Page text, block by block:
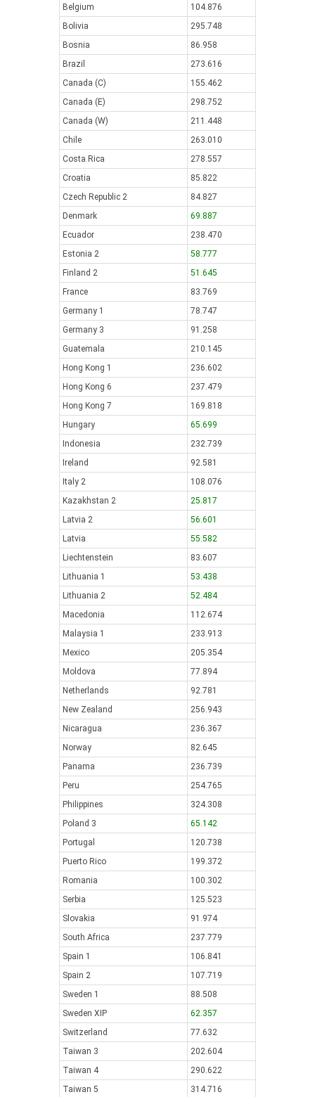
Belgium
104.876
Bolivia
295.748
Bosnia
86.958
Brazil
273.616
Canada (C)
155.462
Canada (E)
298.752
Canada (W)
211.448
Chile
263.010
Costa Rica
278.557
Croatia
85.822
Czech Republic 2
84.827
Denmark
69.887
Ecuador
238.470
Estonia 2
58.777
Finland 2
51.645
France
83.769
Germany 1
78.747
Germany 3
91.258
Guatemala
210.145
Hong Kong 1
236.602
Hong Kong 6
237.479
Hong Kong 7
169.818
Hungary
65.699
Indonesia
232.739
Ireland
92.581
Italy 2
108.076
Kazakhstan 2
25.817
Latvia 2
56.601
Latvia
55.582
Liechtenstein
83.607
Lithuania 1
53.438
Lithuania 2
52.484
Macedonia
112.674
Malaysia 1
233.913
Mexico
205.354
Moldova
77.894
Netherlands
92.781
New Zealand
256.943
Nicaragua
236.367
Norway
82.645
Panama
236.739
Peru
254.765
Philippines
324.308
Poland 3
65.142
Portugal
120.738
Puerto Rico
199.372
Romania
100.302
Serbia
125.523
Slovakia
91.974
South Africa
237.779
Spain 1
106.841
Spain 2
107.719
Sweden 1
88.508
Sweden XIP
62.357
Switzerland
77.632
Taiwan 3
202.604
Taiwan 4
290.622
Taiwan 5
314.716